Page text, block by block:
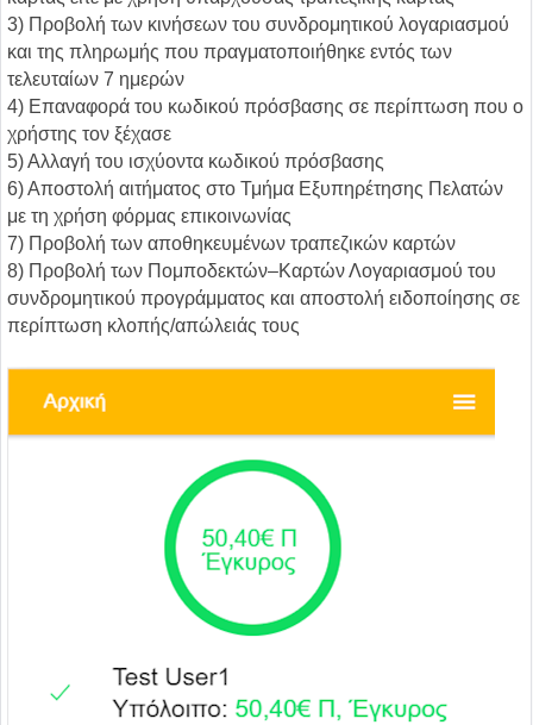
3) Προβολή των κινήσεων του συνδρομητικού λογαριασμού
και της πληρωμής που πραγματοποιήθηκε εντός των
τελευταίων 7 ημερών
4) Επαναφορά του κωδικού πρόσβασης σε περίπτωση που ο
χρήστης τον ξέχασε
5) Αλλαγή του ισχύοντα κωδικού πρόσβασης
6) Αποστολή αιτήματος στο Τμήμα Εξυπηρέτησης Πελατών
με τη χρήση φόρμας επικοινωνίας
7) Προβολή των αποθηκευμένων τραπεζικών καρτών
8) Προβολή των Πομποδεκτών–Καρτών Λογαριασμού του
συνδρομητικού προγράμματος και αποστολή ειδοποίησης σε
περίπτωση κλοπής/απώλειάς τους